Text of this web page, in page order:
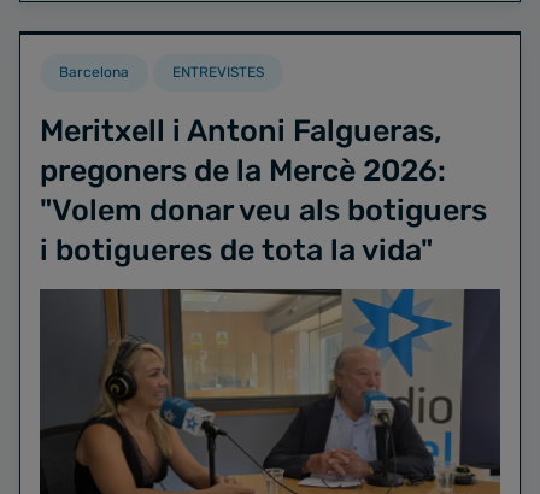
Barcelona ENTREVISTES
Meritxell i Antoni Falgueras,
pregoners de la Mercè 2026:
"Volem donar veu als botiguers
i botigueres de tota la vida"